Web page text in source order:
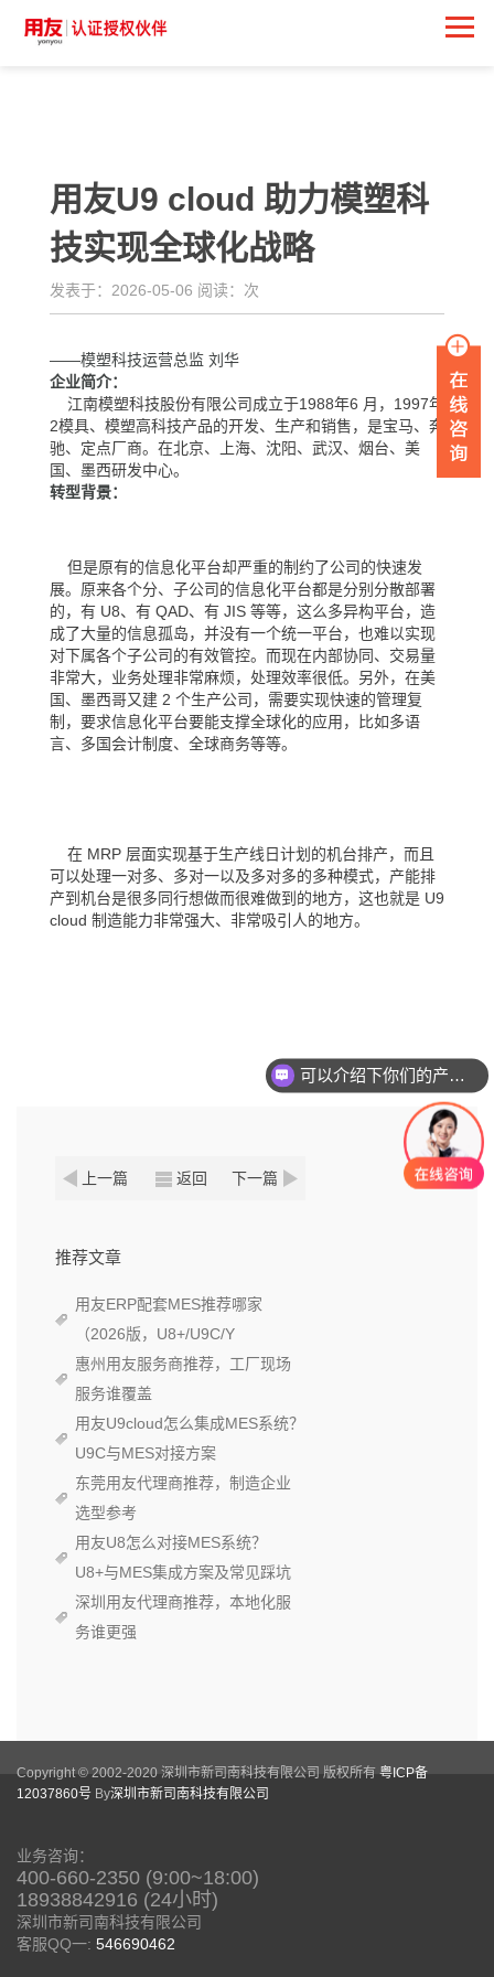
用友U9 cloud 助力模塑科
技实现全球化战略
发表于：2026-05-06 阅读： 次
——模塑科技运营总监 刘华
企业简介：
江南模塑科技股份有限公司成立于1988年6 月，1997年
2模具、模塑高科技产品的开发、生产和销售，是宝马、奔
驰、 定点厂商。在北京、上海、沈阳、武汉、烟台、美
国、墨西研发中心。
转型背景：
但是原有的信息化平台却严重的制约了公司的快速发
展。原来各个分、子公司的信息化平台都是分别分散部署
的，有 U8、有 QAD、有 JIS 等等，这么多异构平台，造
成了大量的信息孤岛，并没有一个统一平台，也难以实现
对下属各个子公司的有效管控。而现在内部协同、交易量
非常大，业务处理非常麻烦，处理效率很低。另外，在美
国、墨西哥又建 2 个生产公司，需要实现快速的管理复
制，要求信息化平台要能支撑全球化的应用，比如多语
言、多国会计制度、全球商务等等。
在 MRP 层面实现基于生产线日计划的机台排产，而且
可以处理一对多、多对一以及多对多的多种模式，产能排
产到机台是很多同行想做而很难做到的地方，这也就是 U9
cloud 制造能力非常强大、非常吸引人的地方。
上一篇 返回 下一篇
推荐文章
用友ERP配套MES推荐哪家
（2026版，U8+/U9C/Y
惠州用友服务商推荐，工厂现场
服务谁覆盖
用友U9cloud怎么集成MES系统？
U9C与MES对接方案
东莞用友代理商推荐，制造企业
选型参考
用友U8怎么对接MES系统？
U8+与MES集成方案及常见踩坑
深圳用友代理商推荐，本地化服
务谁更强
Copyright © 2002-2020 深圳市新司南科技有限公司 版权所有 粤ICP备
12037860号 By深圳市新司南科技有限公司
业务咨询：
400-660-2350 (9:00~18:00)
18938842916 (24小时)
深圳市新司南科技有限公司
客服QQ一: 546690462
可以介绍下你们的产品么？